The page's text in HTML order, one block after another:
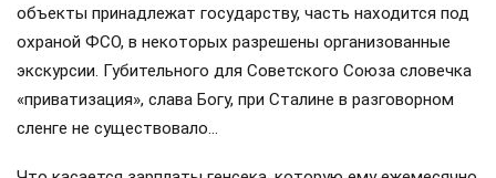
объекты принадлежат государству, часть находится под
охраной ФСО, в некоторых разрешены организованные
экскурсии. Губительного для Советского Союза словечка
«приватизация», слава Богу, при Сталине в разговорном
сленге не существовало…